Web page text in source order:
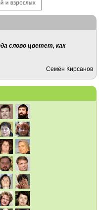
слово цветет, как
Семён Кирсанов